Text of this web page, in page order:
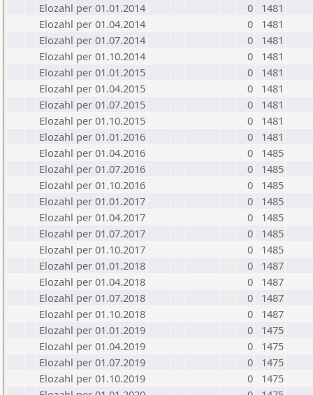
Elozahl per 01.01.2014
0
1481
Elozahl per 01.04.2014
0
1481
Elozahl per 01.07.2014
0
1481
Elozahl per 01.10.2014
0
1481
Elozahl per 01.01.2015
0
1481
Elozahl per 01.04.2015
0
1481
Elozahl per 01.07.2015
0
1481
Elozahl per 01.10.2015
0
1481
Elozahl per 01.01.2016
0
1481
Elozahl per 01.04.2016
0
1485
Elozahl per 01.07.2016
0
1485
Elozahl per 01.10.2016
0
1485
Elozahl per 01.01.2017
0
1485
Elozahl per 01.04.2017
0
1485
Elozahl per 01.07.2017
0
1485
Elozahl per 01.10.2017
0
1485
Elozahl per 01.01.2018
0
1487
Elozahl per 01.04.2018
0
1487
Elozahl per 01.07.2018
0
1487
Elozahl per 01.10.2018
0
1487
Elozahl per 01.01.2019
0
1475
Elozahl per 01.04.2019
0
1475
Elozahl per 01.07.2019
0
1475
Elozahl per 01.10.2019
0
1475